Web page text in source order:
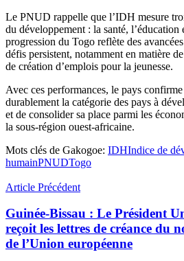
Le PNUD rappelle que l’IDH mesure
du développement : la santé,
progression du Togo reflète des
défis persistent, notamment en matière
de création d’emplois pour la jeunesse.
Avec ces performances, le pays
durablement la catégorie des pays à
et de consolider sa place parmi les
la sous-région ouest-africaine.
Mots clés de Gakogoe: IDHIndice de
humainPNUDTogo
Article Précédent
Guinée-Bissau : Le Président
reçoit les lettres de créance du
de l’Union européenne